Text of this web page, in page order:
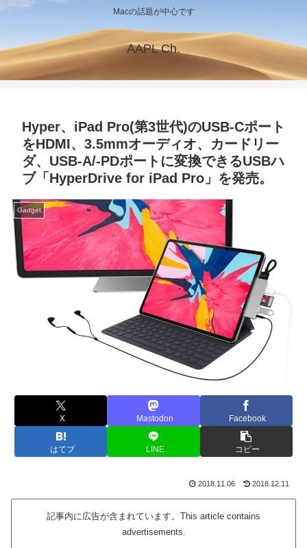
Macの話題が中心です
AAPL Ch.
Hyper、iPad Pro(第3世代)のUSB-Cポート
をHDMI、3.5mmオーディオ、カードリー
ダ、USB-A/-PDポートに変換できるUSBハ
ブ「HyperDrive for iPad Pro」を発売。
Gadget
X Mastodon Facebook
はてブ LINE コピー
2018.11.06 2018.12.11
記事内に広告が含まれています。This article contains
advertisements.